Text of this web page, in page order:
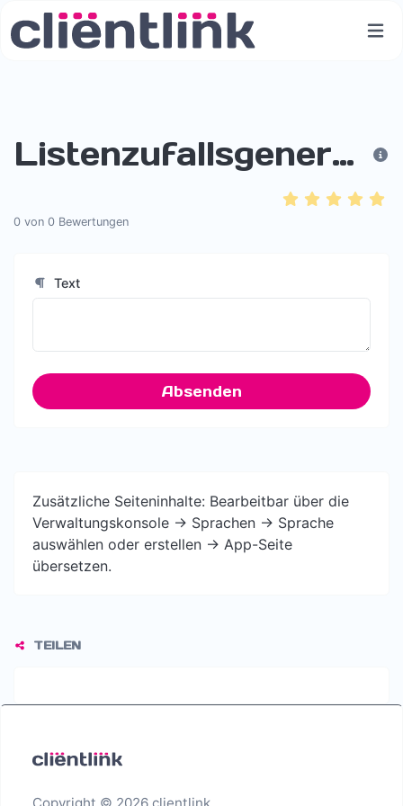
Listenzufallsgenerator
0 von 0 Bewertungen
Text
Absenden
Zusätzliche Seiteninhalte: Bearbeitbar über die
Verwaltungskonsole -> Sprachen -> Sprache
auswählen oder erstellen -> App-Seite
übersetzen.
TEILEN